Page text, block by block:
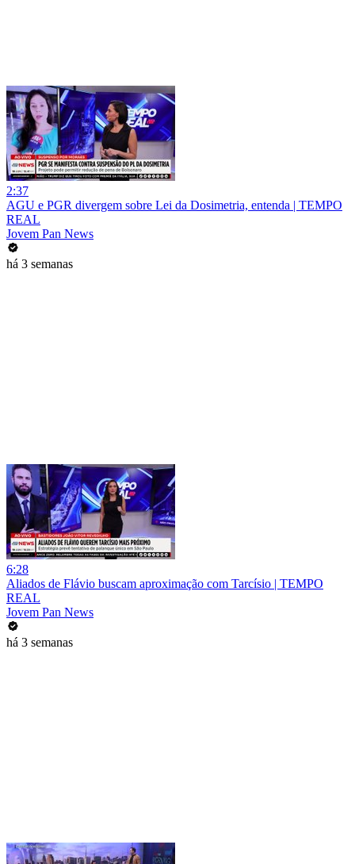
2:37
AGU e PGR divergem sobre Lei da Dosimetria, entenda | TEMPO
REAL
Jovem Pan News
há 3 semanas
6:28
Aliados de Flávio buscam aproximação com Tarcísio | TEMPO
REAL
Jovem Pan News
há 3 semanas